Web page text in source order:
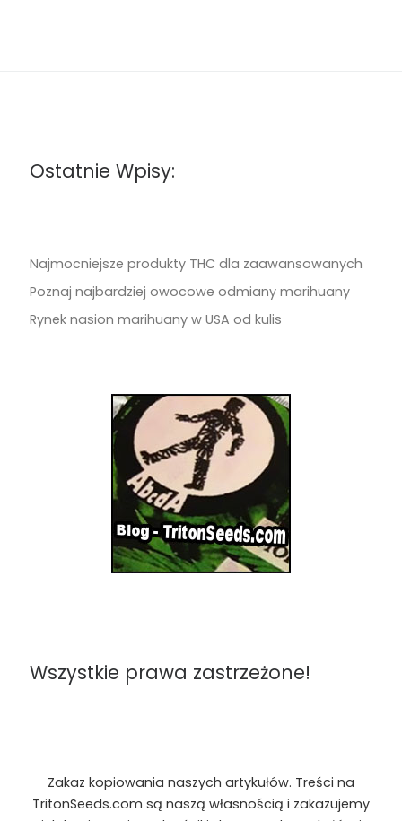
Ostatnie Wpisy:
Najmocniejsze produkty THC dla zaawansowanych
Poznaj najbardziej owocowe odmiany marihuany
Rynek nasion marihuany w USA od kulis
Wszystkie prawa zastrzeżone!
Zakaz kopiowania naszych artykułów. Treści na
TritonSeeds.com są naszą własnością i zakazujemy